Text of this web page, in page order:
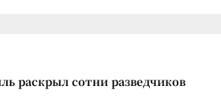
раскрыл сотни разведчиков